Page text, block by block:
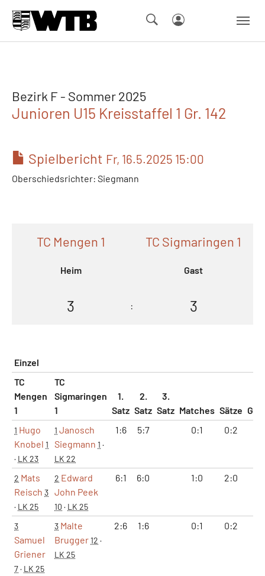
Bezirk F - Sommer 2025
Junioren U15 Kreisstaffel 1 Gr. 142
Spielbericht Fr, 16.5.2025 15:00
Oberschiedsrichter: Siegmann
TC Mengen 1
Heim
TC Sigmaringen 1
Gast
3 : 3
Einzel
TC
Mengen
1
TC
Sigmaringen
1
1.
Satz
2.
Satz
3.
Satz Matches Sätze
1 Hugo
Knobel 1
· LK 23
1 Janosch
Siegmann 1 ·
LK 22
1:6 5:7 0:1 0:2
2 Mats
Reisch 3
· LK 25
2 Edward
John Peek
10 · LK 25
6:1 6:0 1:0 2:0
3
Samuel
Griener
7· LK 25
3 Malte
Brugger12 ·
LK 25
2:6 1:6 0:1 0:2